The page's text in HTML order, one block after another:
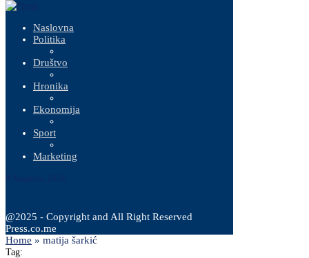
Naslovna
Politika
Društvo
Hronika
Ekonomija
Sport
Marketing
@2025 - Copyright and All Right Reserved
Press.co.me
Home » matija šarkić
Tag: